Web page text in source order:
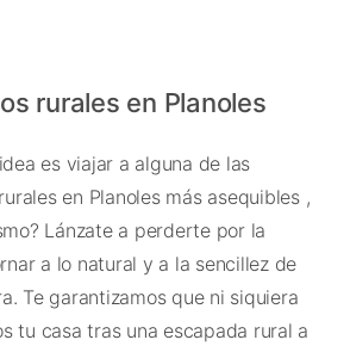
rurales en Planoles
es viajar a alguna de las
en Planoles más asequibles ,
Lánzate a perderte por la
a lo natural y a la sencillez de
Te garantizamos que ni siquiera
tu casa tras una escapada rural a